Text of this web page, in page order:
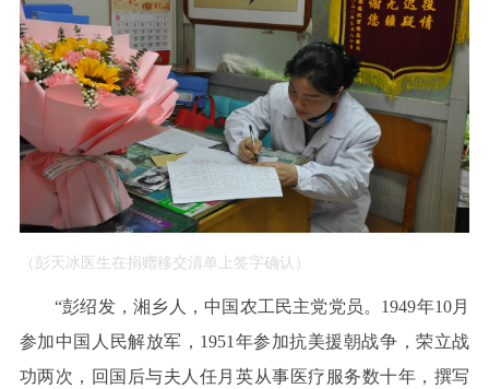
（彭天冰医生在捐赠移交清单上签字确认）
“彭绍发，湘乡人，中国农工民主党党员。1949年10月
参加中国人民解放军，1951年参加抗美援朝战争，荣立战
功两次，回国后与夫人任月英从事医疗服务数十年，撰写